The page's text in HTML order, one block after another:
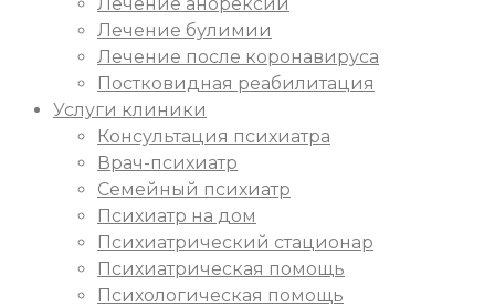
Лечение булимии
Лечение после коронавируса
Постковидная реабилитация
Услуги клиники
Консультация психиатра
Врач-психиатр
Семейный психиатр
Психиатр на дом
Психиатрический стационар
Психиатрическая помощь
Психологическая помощь